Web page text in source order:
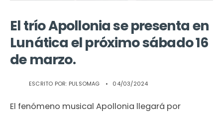
El trío Apollonia se presenta en
Lunática el próximo sábado 16
de marzo.
ESCRITO POR: PULSOMAG • 04/03/2024
El fenómeno musical Apollonia llegará por